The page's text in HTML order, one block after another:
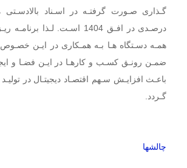
درصـدی در افـق 1404 اسـت. لـذا
همـه دسـتگاه هـا بـه همـکاری در ایـن
ضمـن رونـق کسـب و کارهـا در ایـن فضـا و
باعـث افزایـش سـهم اقتصـاد دیجیتـال در
گـردد.
چالشها